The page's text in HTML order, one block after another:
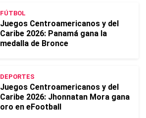
FÚTBOL
Juegos Centroamericanos y del
Caribe 2026: Panamá gana la
medalla de Bronce
DEPORTES
Juegos Centroamericanos y del
Caribe 2026: Jhonnatan Mora gana
oro en eFootball